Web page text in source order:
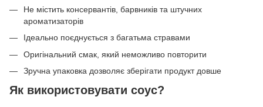
Не містить консервантів, барвників та штучних
ароматизаторів
Ідеально поєднується з багатьма стравами
Оригінальний смак, який неможливо повторити
Зручна упаковка дозволяє зберігати продукт довше
Як використовувати соус?